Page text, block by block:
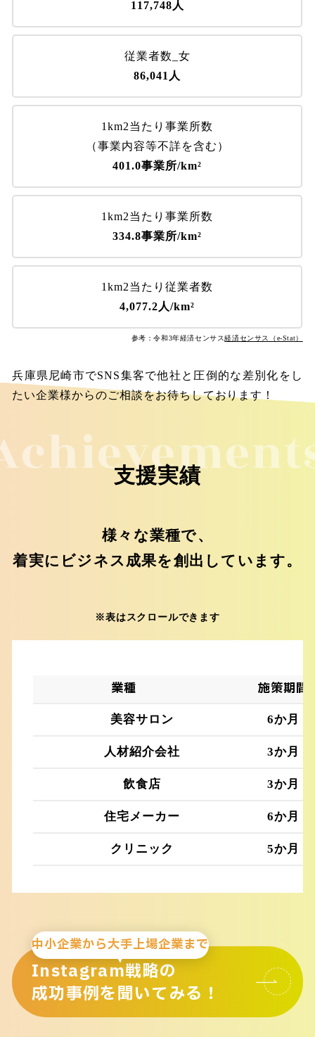
117,748人
従業者数_女
86,041人
1km2当たり事業所数
（事業内容等不詳を含む）
401.0事業所/km²
1km2当たり事業所数
334.8事業所/km²
1km2当たり従業者数
4,077.2人/km²
参考：令和3年経済センサス経済センサス（e-Stat）
兵庫県尼崎市でSNS集客で他社と圧倒的な差別化をし
たい企業様からのご相談をお待ちしております！
支援実績
様々な業種で、
着実にビジネス成果を創出しています。
※表はスクロールできます
業種 施策期間
美容サロン 6か月
人材紹介会社 3か月
飲食店 3か月
住宅メーカー 6か月
クリニック 5か月
中小企業から大手上場企業まで
Instagram戦略の
成功事例を聞いてみる！